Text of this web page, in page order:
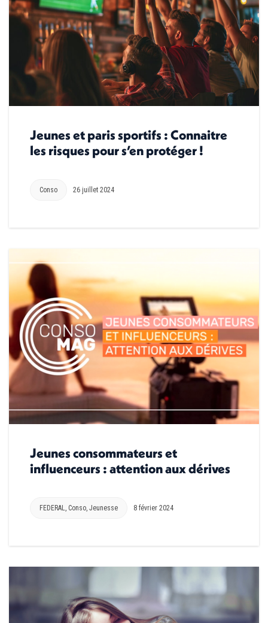
Jeunes et paris sportifs : Connaitre
les risques pour s’en protéger !
Conso 26 juillet 2024
Jeunes consommateurs et
influenceurs : attention aux dérives
FEDERAL, Conso, Jeunesse 8 février 2024